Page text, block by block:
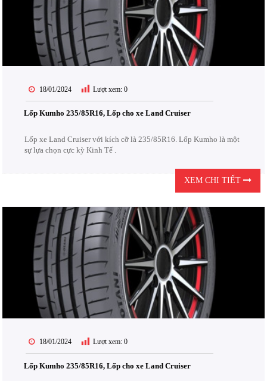
18/01/2024 Lượt xem: 0
Lốp Kumho 235/85R16, Lốp cho xe Land Cruiser
Lốp xe Land Cruiser với kích cỡ là 235/85R16. Lốp Kumho là một
sự lựa chọn cực kỳ Kinh Tế .
XEM CHI TIẾT
18/01/2024 Lượt xem: 0
Lốp Kumho 235/85R16, Lốp cho xe Land Cruiser